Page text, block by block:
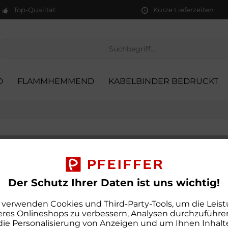
Top-Qualität Kurze Lieferzeiten
FLAMMHEMMEND KABELBINDER BEDRUCKT
Der Schutz Ihrer Daten ist uns wichtig!
Cookies und Third-Party-Tools, um die
Onlineshops zu verbessern, Analysen
Personalisierung von Anzeigen und um Ihnen
Flauschband
Sofort versandfertig,